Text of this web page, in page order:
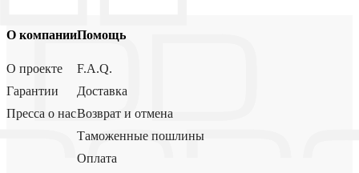
О компании
О проекте
Гарантии
Пресса о нас
Помощь
F.A.Q.
Доставка
Возврат и отмена
Таможенные пошлины
Оплата